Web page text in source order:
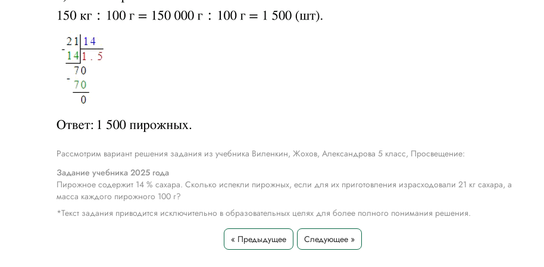
Рассмотрим вариант решения задания из учебника Виленкин, Жохов, Александрова 5 класс, Просвещение:
Задание учебника 2025 года
Пирожное содержит 14 % сахара. Сколько испекли пирожных, если для их приготовления израсходовали 21 кг сахара, а
масса каждого пирожного 100 г?
*Текст задания приводится исключительно в образовательных целях для более полного понимания решения.
« Предыдущее Следующее »